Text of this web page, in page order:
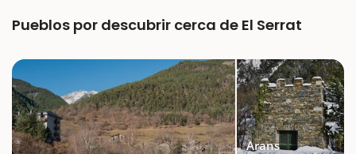
Pueblos por descubrir cerca de El Serrat
Arans